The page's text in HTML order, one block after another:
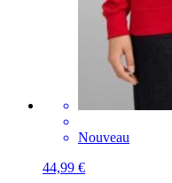
Nouveau
44,99 €